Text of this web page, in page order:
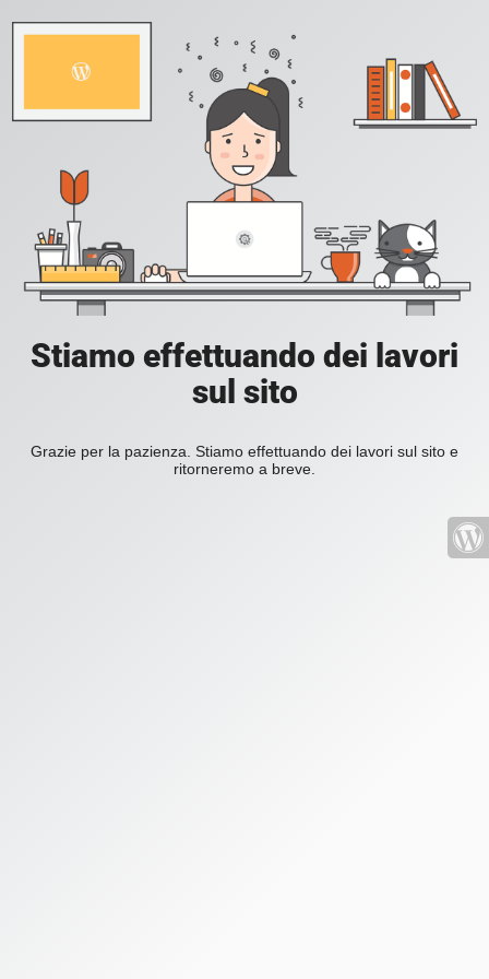
Stiamo effettuando dei lavori
sul sito
Grazie per la pazienza. Stiamo effettuando dei lavori sul sito e
ritorneremo a breve.